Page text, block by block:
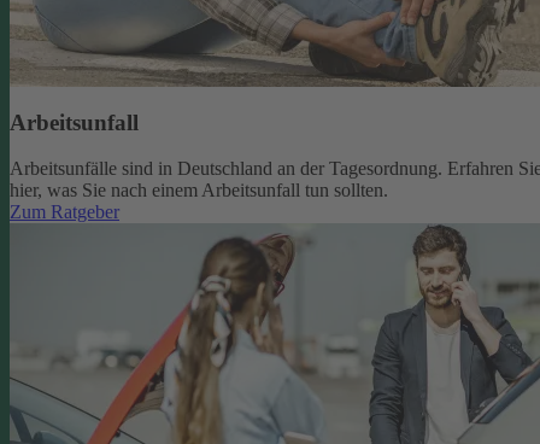
Arbeitsunfall
Arbeitsunfälle sind in Deutschland an der Tagesordnung. Erfahren
hier, was Sie nach einem Arbeitsunfall tun sollten.
Zum Ratgeber